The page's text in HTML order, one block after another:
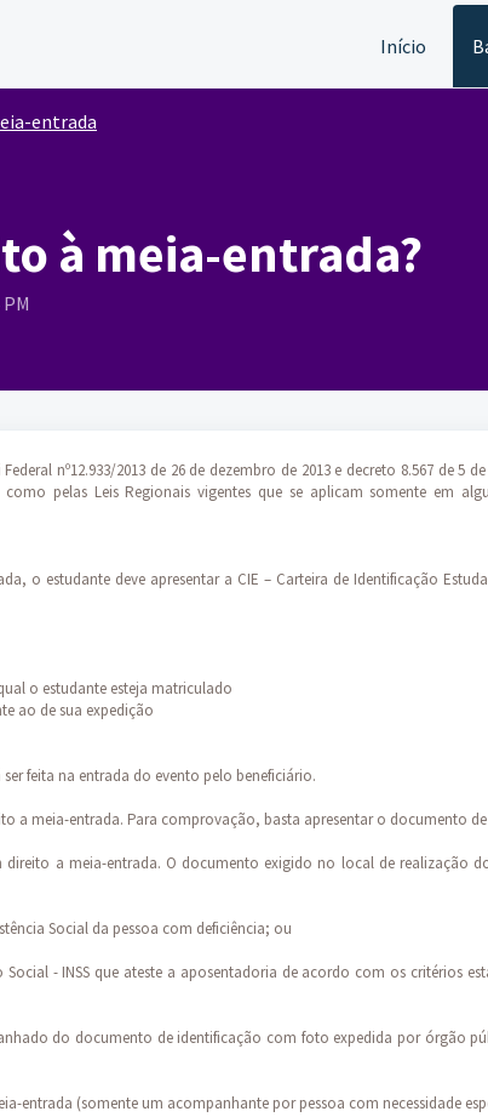
Início
entrada
à meia-entrada?
nº12.933/2013 de 26 de dezembro de 2013 e decreto 8.567 de 5
pelas Leis Regionais vigentes que se aplicam somente em
o estudante deve apresentar a CIE – Carteira de Identificação
o estudante esteja matriculado
ao de sua expedição
feita na entrada do evento pelo beneficiário.
a meia-entrada. Para comprovação, basta apresentar o documento
a meia-entrada. O documento exigido no local de realização
Social da pessoa com deficiência; ou
- INSS que ateste a aposentadoria de acordo com os critérios
do documento de identificação com foto expedida por órgão
entrada (somente um acompanhante por pessoa com necessidade